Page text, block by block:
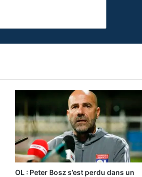
OL : Peter Bosz s’est perdu dans un